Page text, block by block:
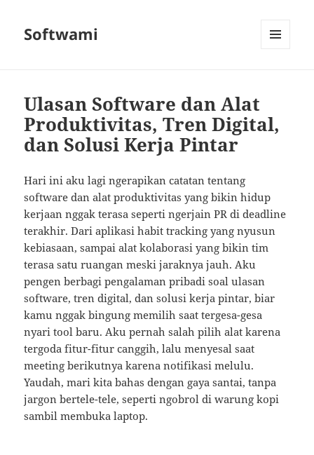
Softwami
Ulasan Software dan Alat
Produktivitas, Tren Digital,
dan Solusi Kerja Pintar
Hari ini aku lagi ngerapikan catatan tentang
software dan alat produktivitas yang bikin hidup
kerjaan nggak terasa seperti ngerjain PR di deadline
terakhir. Dari aplikasi habit tracking yang nyusun
kebiasaan, sampai alat kolaborasi yang bikin tim
terasa satu ruangan meski jaraknya jauh. Aku
pengen berbagi pengalaman pribadi soal ulasan
software, tren digital, dan solusi kerja pintar, biar
kamu nggak bingung memilih saat tergesa-gesa
nyari tool baru. Aku pernah salah pilih alat karena
tergoda fitur-fitur canggih, lalu menyesal saat
meeting berikutnya karena notifikasi melulu.
Yaudah, mari kita bahas dengan gaya santai, tanpa
jargon bertele-tele, seperti ngobrol di warung kopi
sambil membuka laptop.